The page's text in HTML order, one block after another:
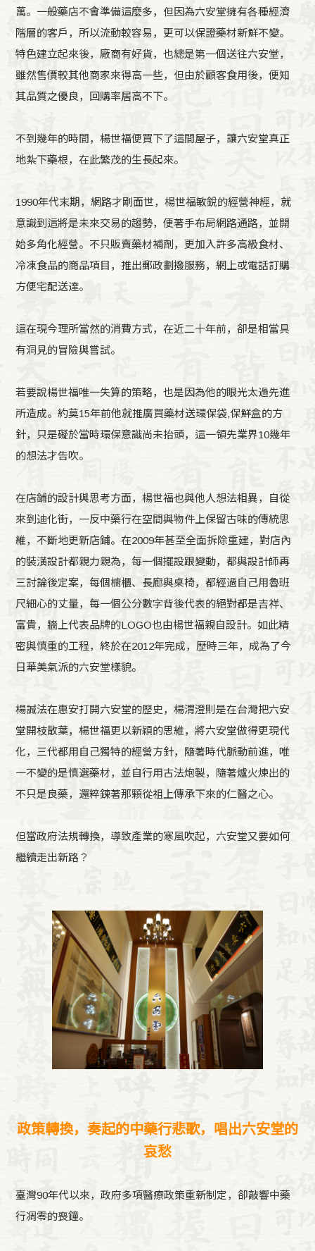
萬。一般藥店不會準備這麼多，但因為六安堂擁有各種經濟
階層的客戶，所以流動較容易，更可以保證藥材新鮮不變。
特色建立起來後，廠商有好貨，也總是第一個送往六安堂，
雖然售價較其他商家來得高一些，但由於顧客食用後，便知
其品質之優良，回購率居高不下。
不到幾年的時間，楊世福便買下了這間屋子，讓六安堂真正
地紮下藥根，在此繁茂的生長起來。
1990年代末期，網路才剛面世，楊世福敏銳的經營神經，就
意識到這將是未來交易的趨勢，便著手布局網路通路，並開
始多角化經營。不只販賣藥材補劑，更加入許多高級食材、
冷凍食品的商品項目，推出郵政劃撥服務，網上或電話訂購
方便宅配送達。
這在現今理所當然的消費方式，在近二十年前，卻是相當具
有洞見的冒險與嘗試。
若要說楊世福唯一失算的策略，也是因為他的眼光太過先進
所造成。約莫15年前他就推廣買藥材送環保袋,保鮮盒的方
針，只是礙於當時環保意識尚未抬頭，這一領先業界10幾年
的想法才告吹。
在店鋪的設計與思考方面，楊世福也與他人想法相異，自從
來到迪化街，一反中藥行在空間與物件上保留古味的傳統思
維，不斷地更新店鋪。在2009年甚至全面拆除重建，對店內
的裝潢設計都親力親為，每一個擺設跟變動，都與設計師再
三討論後定案，每個櫥櫃、長廊與桌椅，都經過自己用魯班
尺細心的丈量，每一個公分數字背後代表的絕對都是吉祥、
富貴，牆上代表品牌的LOGO也由楊世福親自設計。如此精
密與慎重的工程，終於在2012年完成，歷時三年，成為了今
日華美氣派的六安堂樣貌。
楊誠法在惠安打開六安堂的歷史，楊渭澄則是在台灣把六安
堂開枝散葉，楊世福更以新穎的思維，將六安堂做得更現代
化，三代都用自己獨特的經營方針，隨著時代脈動前進，唯
一不變的是慎選藥材，並自行用古法炮製，隨著爐火煉出的
不只是良藥，還粹鍊著那顆從祖上傳承下來的仁醫之心。
但當政府法規轉換，導致產業的寒風吹起，六安堂又要如何
繼續走出新路？
政策轉換，奏起的中藥行悲歌，唱出六安堂的
哀愁
臺灣90年代以來，政府多項醫療政策重新制定，卻敲響中藥
行凋零的喪鐘。